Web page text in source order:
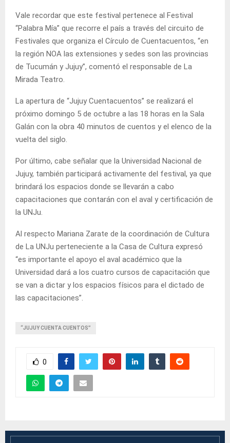
Vale recordar que este festival pertenece al Festival
“Palabra Mía” que recorre el país a través del circuito de
Festivales que organiza el Círculo de Cuentacuentos, “en
la región NOA las extensiones y sedes son las provincias
de Tucumán y Jujuy”, comentó el responsable de La
Mirada Teatro.
La apertura de “Jujuy Cuentacuentos” se realizará el
próximo domingo 5 de octubre a las 18 horas en la Sala
Galán con la obra 40 minutos de cuentos y el elenco de la
vuelta del siglo.
Por último, cabe señalar que la Universidad Nacional de
Jujuy, también participará activamente del festival, ya que
brindará los espacios donde se llevarán a cabo
capacitaciones que contarán con el aval y certificación de
la UNJu.
Al respecto Mariana Zarate de la coordinación de Cultura
de La UNJu perteneciente a la Casa de Cultura expresó
“es importante el apoyo el aval académico que la
Universidad dará a los cuatro cursos de capacitación que
se van a dictar y los espacios físicos para el dictado de
las capacitaciones”.
“JUJUY CUENTA CUENTOS”
0